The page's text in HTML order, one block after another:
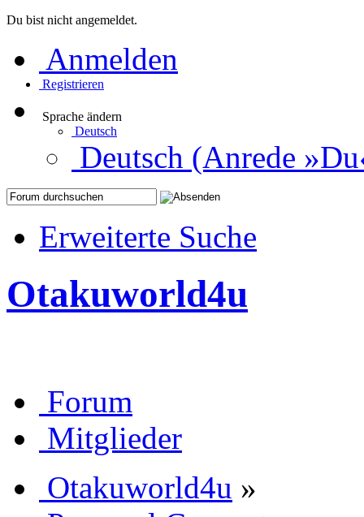
Du bist nicht angemeldet.
Anmelden
Registrieren
Sprache ändern
Deutsch
Deutsch (Anrede
Erweiterte Suche
Otakuworld4u
Forum
Mitglieder
Otakuworld4u »